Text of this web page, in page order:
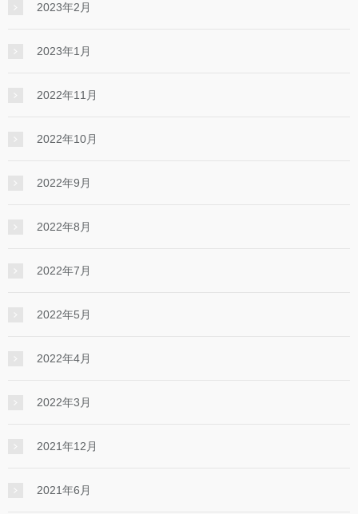
2023年2月
2023年1月
2022年11月
2022年10月
2022年9月
2022年8月
2022年7月
2022年5月
2022年4月
2022年3月
2021年12月
2021年6月